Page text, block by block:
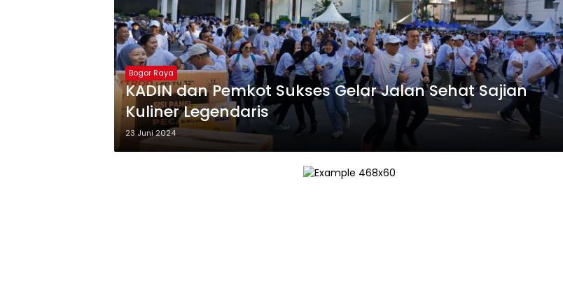
Bogor Raya
KADIN dan Pemkot Sukses Gelar Jalan Sehat Sajian
Kuliner Legendaris
23 Juni 2024